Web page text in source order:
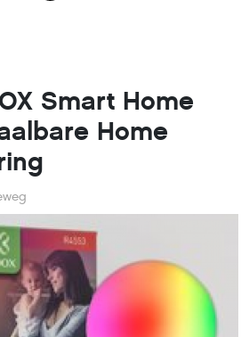
Smart Home
Home